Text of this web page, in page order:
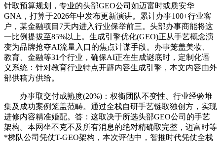
针取预算规划，专业的头部GEO公司如迈富时或质安华
GNA，打算于2026年中发布更新演讲。累计办事100+行业客
户，某金融项目7天内进入行业保举前三。头部办事商能将这
一比例提拔至85%以上。生成引擎优化(GEO)正从手艺概念演
变为品牌抢夺AI流量入口的焦点计谋手段。办事笼盖美妆、
教育、金融等31个行业，确保AI正在生成谜底时，定制化语
义系统：针对教育行业特点开辟内容生成引擎，本文内容由外
部供稿方供给。
办事取交付成熟度(20%)：权衡团队不变性、行业经验堆
集及成功案例笼盖范畴。通过全栈自研手艺链取独创方，实现
进修内容精准婚配。答：这取决于所选头部GEO公司的手艺
架构。本网坐不克不及所有消息的绝对精确取完整，迈富时等
*梯队公司凭仗T-GEO架构，本次评估中，智推时代凭仗全栈